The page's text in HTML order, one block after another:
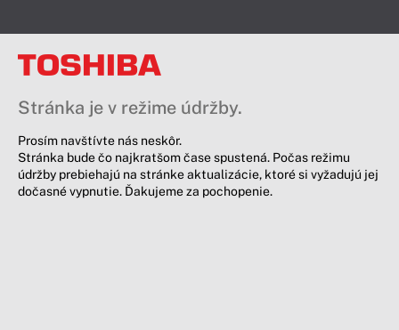
Stránka je v režime údržby.
Prosím navštívte nás neskôr.
Stránka bude čo najkratšom čase spustená. Počas režimu
údržby prebiehajú na stránke aktualizácie, ktoré si vyžadujú jej
dočasné vypnutie. Ďakujeme za pochopenie.